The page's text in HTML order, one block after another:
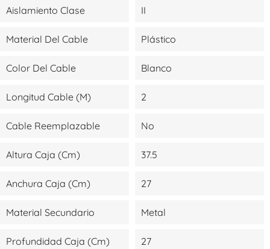
Aislamiento Clase II
Material Del Cable Plástico
Color Del Cable Blanco
Longitud Cable (m) 2
Cable Reemplazable No
Altura Caja (cm) 37.5
Anchura Caja (cm) 27
Material Secundario Metal
Profundidad Caja (cm) 27